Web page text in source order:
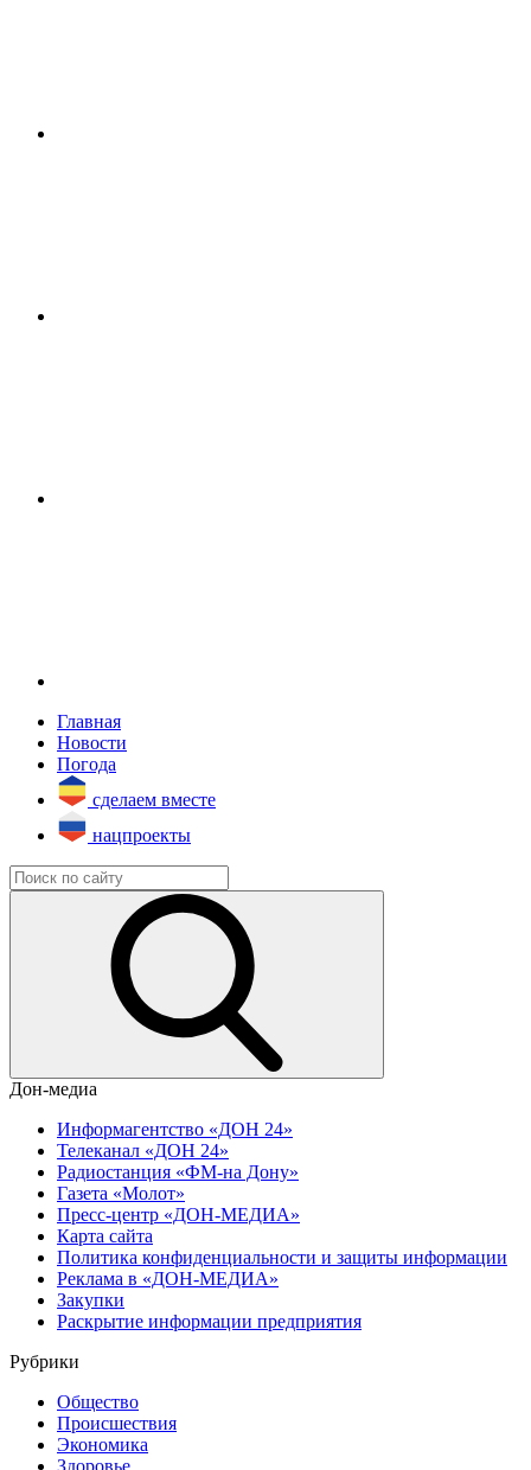
Главная
Новости
Погода
сделаем вместе
нацпроекты
Дон-медиа
Информагентство «ДОН 24»
Телеканал «ДОН 24»
Радиостанция «ФМ-на Дону»
Газета «Молот»
Пресс-центр «ДОН-МЕДИА»
Карта сайта
Политика конфиденциальности и защиты информации
Реклама в «ДОН-МЕДИА»
Закупки
Раскрытие информации предприятия
Рубрики
Общество
Происшествия
Экономика
Здоровье